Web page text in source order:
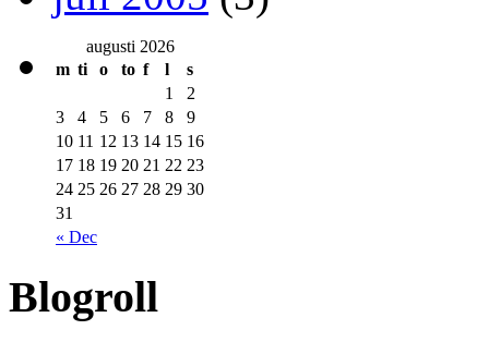
augusti 2026
m ti o to f l s
« Dec
1
2
3
4 5 6 7 8
9
10 11 12 13 14 15 16
17 18 19 20 21 22 23
24 25 26 27 28 29 30
31
Blogroll